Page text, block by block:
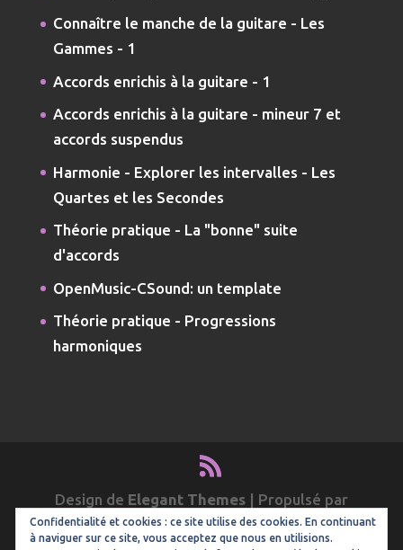
Connaître le manche de la guitare - Les
Gammes - 1
Accords enrichis à la guitare - 1
Accords enrichis à la guitare - mineur 7 et
accords suspendus
Harmonie - Explorer les intervalles - Les
Quartes et les Secondes
Théorie pratique - La "bonne" suite
d'accords
OpenMusic-CSound: un template
Théorie pratique - Progressions
harmoniques
Design de Elegant Themes| Propulsé par
WordPress
Confidentialité et cookies : ce site utilise des cookies. En continuant
à naviguer sur ce site, vous acceptez que nous en utilisions.